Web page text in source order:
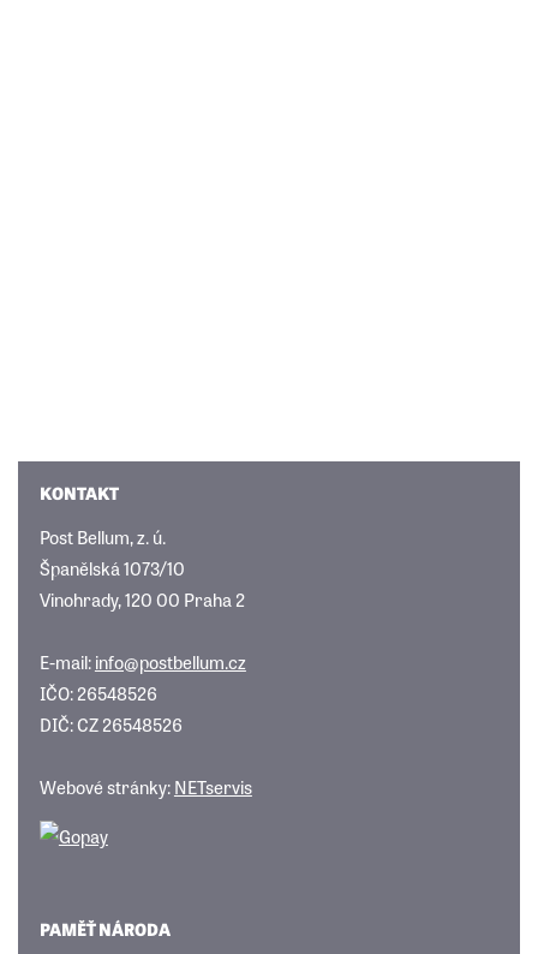
KONTAKT
Post Bellum, z. ú.
Španělská 1073/10
Vinohrady, 120 00 Praha 2
E-mail:info@postbellum.cz
IČO: 26548526
DIČ: CZ 26548526
Webové stránky:NETservis
PAMĚŤ NÁRODA